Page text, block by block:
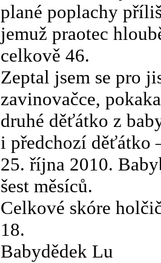
plané poplachy
jemuž praotec
celkově 46.
Zeptal jsem se pro
zavinovačce,
druhé děťátko z
i předchozí děťátko
25. října 2010.
šest měsíců.
Celkové skóre
18.
Babydědek Lu